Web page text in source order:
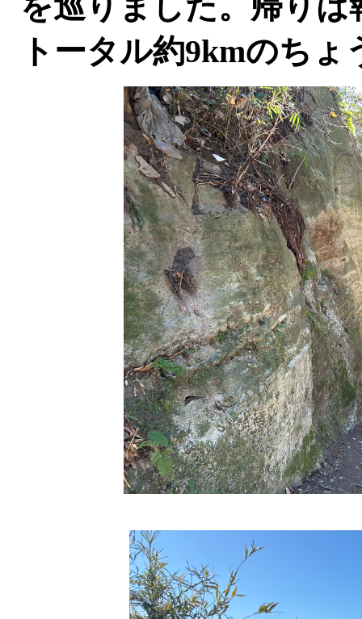
トータル約9kmのちょ